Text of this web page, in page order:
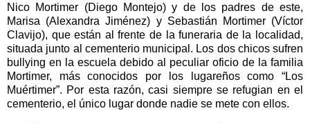
Nico Mortimer (Diego Montejo) y de los padres de este,
Marisa (Alexandra Jiménez) y Sebastián Mortimer (Víctor
Clavijo), que están al frente de la funeraria de la localidad,
situada junto al cementerio municipal. Los dos chicos sufren
bullying en la escuela debido al peculiar oficio de la familia
Mortimer, más conocidos por los lugareños como “Los
Muértimer”. Por esta razón, casi siempre se refugian en el
cementerio, el único lugar donde nadie se mete con ellos.